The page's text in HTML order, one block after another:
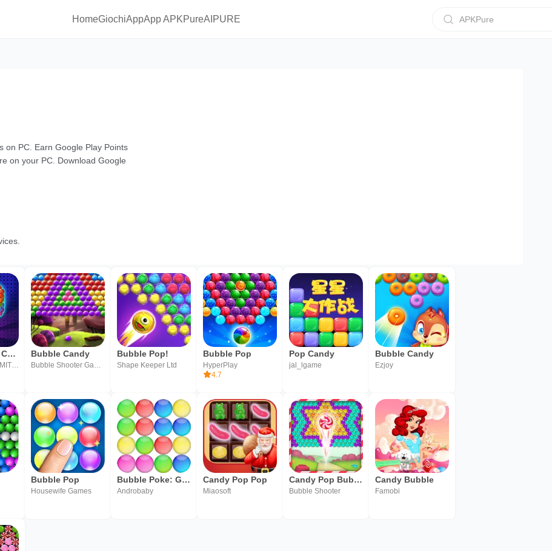
HomeGiochiAppApp APKPureAIPURE APKPure
Pop Bubble : Candy pop
COLORDEER LIMITED
Bubble Candy
Bubble Shooter Games by Ilyon
Bubble Pop!
Shape Keeper Ltd
Bubble Pop
HyperPlay
4.7
Pop Candy
jal_lgame
Bubble Candy
Ezjoy
Bubble Pop
Housewife Games
Bubble Poke: Gioco di Bolle
Androbaby
Candy Pop Pop
Miaosoft
Candy Pop Bubble Shooter
Bubble Shooter
Candy Bubble
Famobi